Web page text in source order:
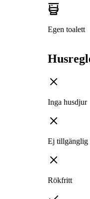
Egen toalett
Inga husdjur
Ej tillgänglig
Rökfritt